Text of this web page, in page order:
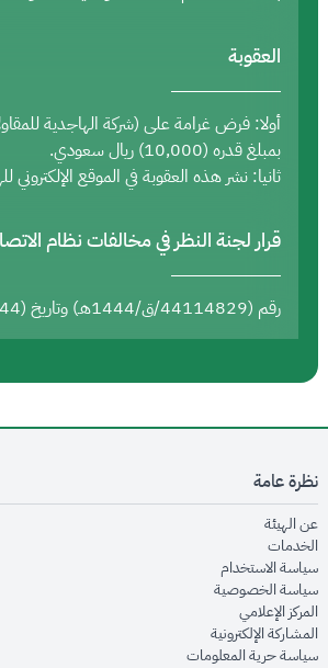
العقوبة
أولا: فرض غرامة على (شركة الهاجدية
بمبلغ قدره (10,000) ريال سعودي.
ثانيا: نشر هذه العقوبة في الموقع الإلكتروني
قرار لجنة النظر في مخالفات نظام
رقم (44114829/ق/1444هـ) وتاريخ (21/10/1444هـ)
نظرة عامة
عن الهيئةopens in new window
الخدماتopens in new window
سياسة الاستخدام
سياسة الخصوصيةopens in new window
المركز الإعلاميopens in new window
المشاركة الإلكترونيةopens in new window
سياسة حرية المعلوماتopens in new window